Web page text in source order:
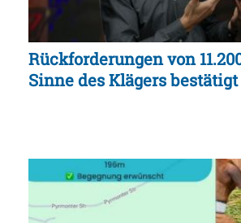
Rückforderungen von
Sinne des Klägers bestätigt